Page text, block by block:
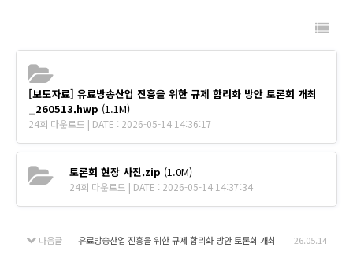
[보도자료] 유료방송산업 진흥을 위한 규제 합리화 방안 토론회 개최
_260513.hwp (1.1M)
24회 다운로드 | DATE : 2026-05-14 14:36:17
토론회 현장 사진.zip (1.0M)
24회 다운로드 | DATE : 2026-05-14 14:37:34
다음글 유료방송산업 진흥을 위한 규제 합리화 방안 토론회 개최 26.05.14